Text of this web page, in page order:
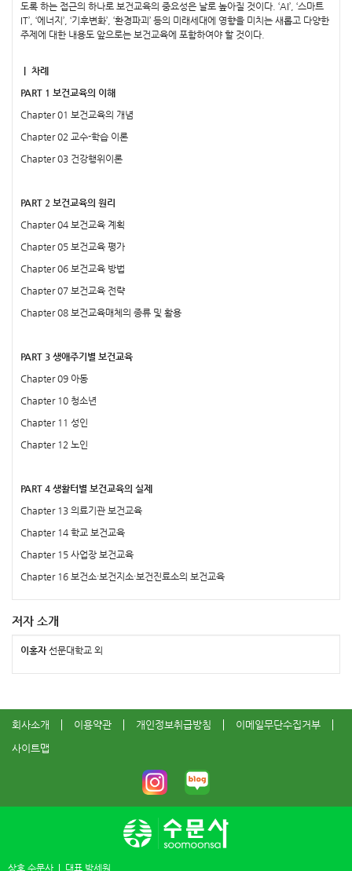
도록 하는 접근의 하나로 보건교육의 중요성은 날로 높아질 것이다. ‘AI’, ‘스마트
IT’, ‘에너지’, ‘기후변화’, ‘환경파괴’ 등의 미래세대에 영향을 미치는 새롭고 다양한
주제에 대한 내용도 앞으로는 보건교육에 포함하여야 할 것이다.
｜ 차례
PART 1 보건교육의 이해
Chapter 01 보건교육의 개념
Chapter 02 교수-학습 이론
Chapter 03 건강행위이론
PART 2 보건교육의 원리
Chapter 04 보건교육 계획
Chapter 05 보건교육 평가
Chapter 06 보건교육 방법
Chapter 07 보건교육 전략
Chapter 08 보건교육매체의 종류 및 활용
PART 3 생애주기별 보건교육
Chapter 09 아동
Chapter 10 청소년
Chapter 11 성인
Chapter 12 노인
PART 4 생활터별 보건교육의 실제
Chapter 13 의료기관 보건교육
Chapter 14 학교 보건교육
Chapter 15 사업장 보건교육
Chapter 16 보건소·보건지소·보건진료소의 보건교육
저자 소개
이홍자선문대학교 외
회사소개 이용약관 개인정보취급방침
이메일무단수집거부
사이트맵
상호 수문사 대표 박세원